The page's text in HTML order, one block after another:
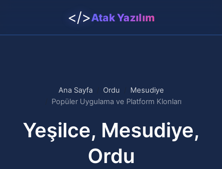
</>Atak Yazılım
Ana Sayfa Ordu
Mesudiye
Popüler Uygulama ve Platform Klonları
Yeşilce, Mesudiye,
Ordu